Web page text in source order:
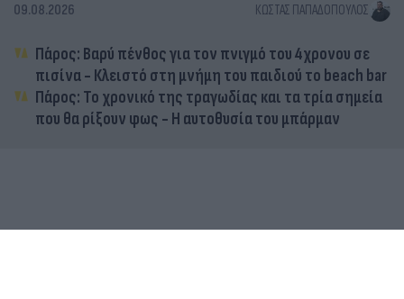
09.08.2026 ΚΏΣΤΑΣ ΠΑΠΑΔΌΠΟΥΛΟΣ
Πάρος: Βαρύ πένθος για τον πνιγμό του 4χρονου σε
πισίνα - Κλειστό στη μνήμη του παιδιού το beach bar
Πάρος: Το χρονικό της τραγωδίας και τα τρία σημεία
που θα ρίξουν φως - Η αυτοθυσία του μπάρμαν